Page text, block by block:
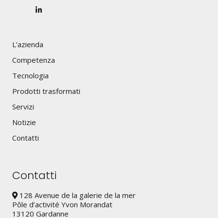
L’azienda
Competenza
Tecnologia
Prodotti trasformati
Servizi
Notizie
Contatti
Contatti
128 Avenue de la galerie de la mer
Pôle d’activité Yvon Morandat
13120 Gardanne